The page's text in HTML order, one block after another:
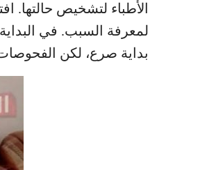
الأطباء لتشخيص حالتها.
لمعرفة السبب. في
بداية صرع، لكن